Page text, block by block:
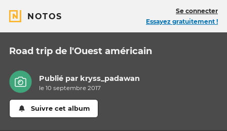
NOTOS
Se connecter
Essayez gratuitement !
Road trip de l'Ouest américain
Publié par kryss_padawan
le 10 septembre 2017
Suivre cet album